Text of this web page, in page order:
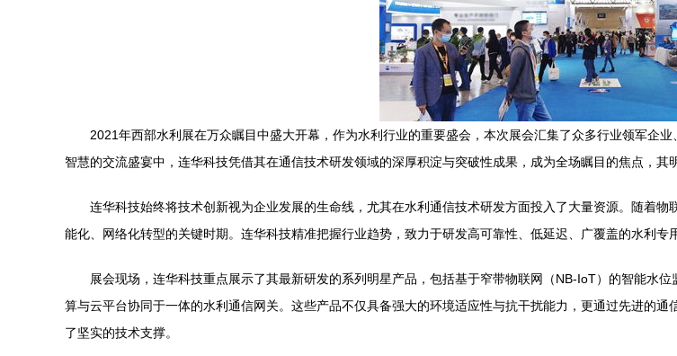
2021年西部水利展在万众瞩目中盛大开幕，作为水利行业的重要盛会，本次展会汇集了众多行业领军企
智慧的交流盛宴中，连华科技凭借其在通信技术研发领域的深厚积淀与突破性成果，成为全场瞩目的焦点，
连华科技始终将技术创新视为企业发展的生命线，尤其在水利通信技术研发方面投入了大量资源。随着
能化、网络化转型的关键时期。连华科技精准把握行业趋势，致力于研发高可靠性、低延迟、广覆盖的水利专
展会现场，连华科技重点展示了其最新研发的系列明星产品，包括基于窄带物联网（NB-IoT）的智能水
算与云平台协同于一体的水利通信网关。这些产品不仅具备强大的环境适应性与抗干扰能力，更通过先进的
了坚实的技术支撑。